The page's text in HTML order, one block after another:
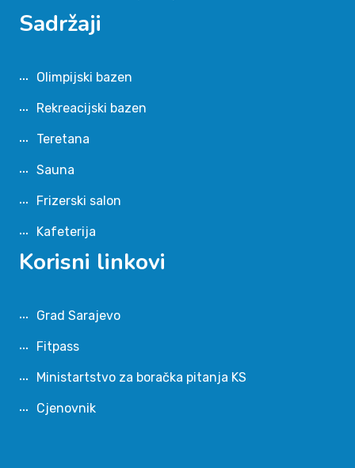
Sadržaji
Olimpijski bazen
Rekreacijski bazen
Teretana
Sauna
Frizerski salon
Kafeterija
Korisni linkovi
Grad Sarajevo
Fitpass
Ministartstvo za boračka pitanja KS
Cjenovnik